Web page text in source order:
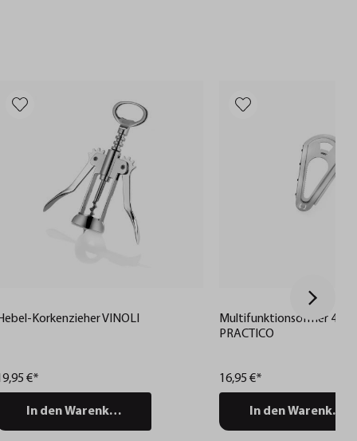
Korkenzieher VINOLI
€*
In den Warenkorb
Multifunktionsöffner 4 in 1
PRACTICO
16,95 €*
In den Warenkorb